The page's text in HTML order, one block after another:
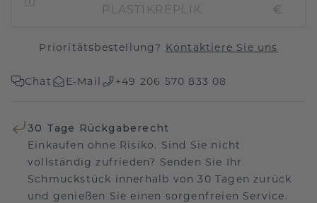
PLASTIKREPLIK
€
Prioritätsbestellung? Kontaktiere Sie uns
Chat E-Mail +49 206 570 833 08
30 Tage Rückgaberecht
Einkaufen ohne Risiko. Sind Sie nicht
vollständig zufrieden? Senden Sie Ihr
Schmuckstück innerhalb von 30 Tagen zurück
und genießen Sie einen sorgenfreien Service.